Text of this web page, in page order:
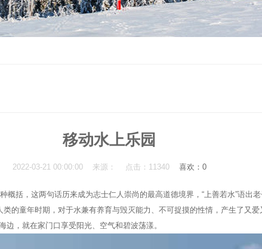
移动水上乐园
2022-03-21 00:00:00 来源： 点击：11340 喜欢： 0
括，这两句话历来成为志士仁人崇尚的最高道德境界，“上善若水”语出
的童年时期，对于水兼有养育与毁灭能力、不可捉摸的性情，产生了又
边，就在家门口享受阳光、空气和碧波荡漾。